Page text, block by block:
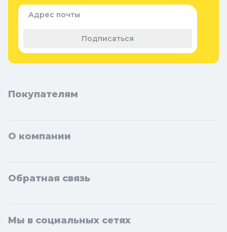
Адрес почты
Подписаться
Покупателям
О компании
Обратная связь
Мы в социальных сетях